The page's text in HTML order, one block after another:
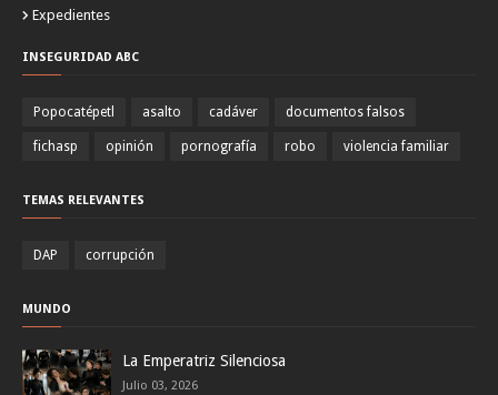
Expedientes
INSEGURIDAD ABC
Popocatépetl asalto cadáver documentos falsos
fichasp opinión pornografía robo violencia familiar
TEMAS RELEVANTES
DAP corrupción
MUNDO
La Emperatriz Silenciosa
Julio 03, 2026